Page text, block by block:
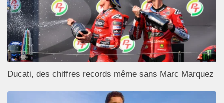
Ducati, des chiffres records même sans Marc Marquez